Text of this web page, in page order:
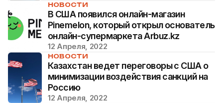
НОВОСТИ
В США появился онлайн-магазин
Pinemelon, который открыл основатель
онлайн-супермаркета Arbuz.kz
12 Апреля, 2022
НОВОСТИ
Казахстан ведет переговоры с США о
минимизации воздействия санкций на
Россию
12 Апреля, 2022